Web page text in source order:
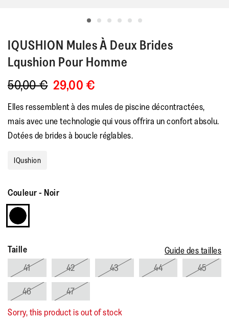
IQUSHION Mules À Deux Brides
Lqushion Pour Homme
50,00 € 29,00 €
Elles ressemblent à des mules de piscine décontractées,
mais avec une technologie qui vous offrira un confort absolu.
Dotées de brides à boucle réglables.
IQushion
Couleur- Noir
Taille
Guide des tailles
41
42 43 44 45
46
47
Sorry, this product is out of stock